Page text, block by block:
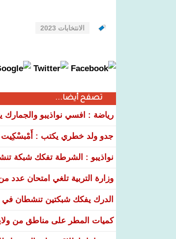
الانتخابات 2023
تصفح أيضا...
رياضة : افسي نواذيبو والجمارك
جدو ولد خطري يكتب :
نواذيبو : الشرطة تفكك شبكة
وزارة التربية تلغي امتحان عدد
الدرك يفكك شبكتين تنشطان في
كميات المطر على مناطق من